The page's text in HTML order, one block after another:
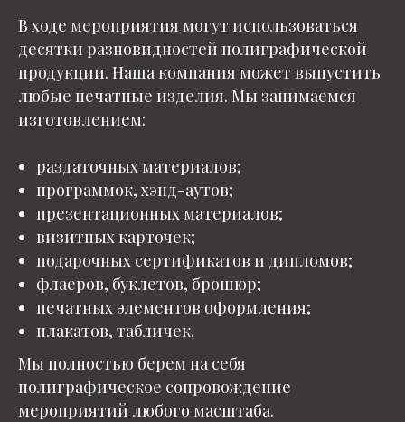
В ходе мероприятия могут использоваться
десятки разновидностей полиграфической
продукции. Наша компания может выпустить
любые печатные изделия. Мы занимаемся
изготовлением:
раздаточных материалов;
программок, хэнд-аутов;
презентационных материалов;
визитных карточек;
подарочных сертификатов и дипломов;
флаеров, буклетов, брошюр;
печатных элементов оформления;
плакатов, табличек.
Мы полностью берем на себя
полиграфическое сопровождение
мероприятий любого масштаба.